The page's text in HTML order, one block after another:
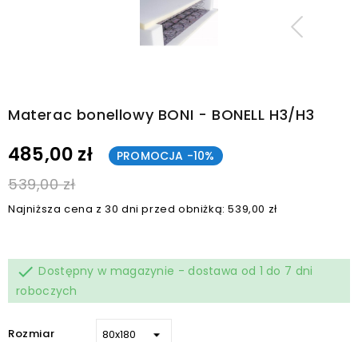
Materac bonellowy BONI - BONELL H3/H3
485,00 zł PROMOCJA -10%
539,00 zł
Najniższa cena z 30 dni przed obniżką: 539,00 zł
 Dostępny w magazynie - dostawa od 1 do 7 dni
roboczych
Rozmiar